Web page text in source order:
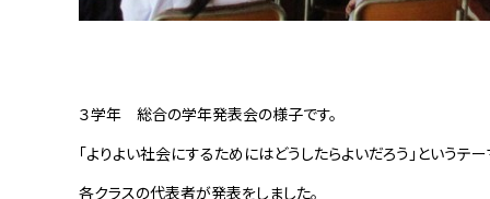
３学年 総合の学年発表会の様子です。
「よりよい社会にするためにはどうしたらよいだろう」というテー
各クラスの代表者が発表をしました。